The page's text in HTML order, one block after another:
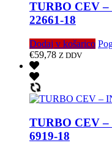
TURBO CEV
22661-18
Dodaj v košarico
€59,78 Z DDV
TURBO CEV
6919-18